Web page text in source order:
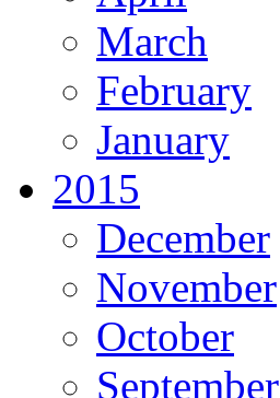
March
February
January
2015
December
November
October
September